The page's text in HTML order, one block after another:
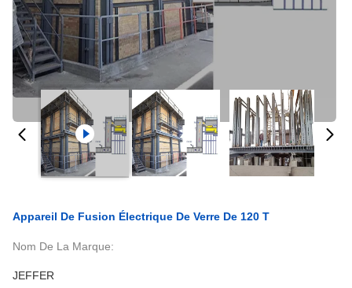
Appareil De Fusion Électrique De Verre De 120 T
Nom De La Marque:
JEFFER